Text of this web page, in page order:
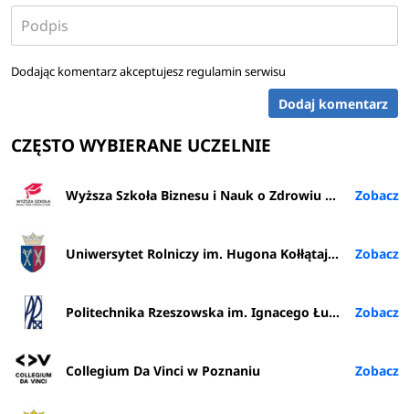
Dodając komentarz akceptujesz regulamin serwisu
Dodaj komentarz
CZĘSTO WYBIERANE UCZELNIE
Wyższa Szkoła Biznesu i Nauk o Zdrowiu w Łodzi
Uniwersytet Rolniczy im. Hugona Kołłątaja w Krakowie
Politechnika Rzeszowska im. Ignacego Łukasiewicza
Collegium Da Vinci w Poznaniu